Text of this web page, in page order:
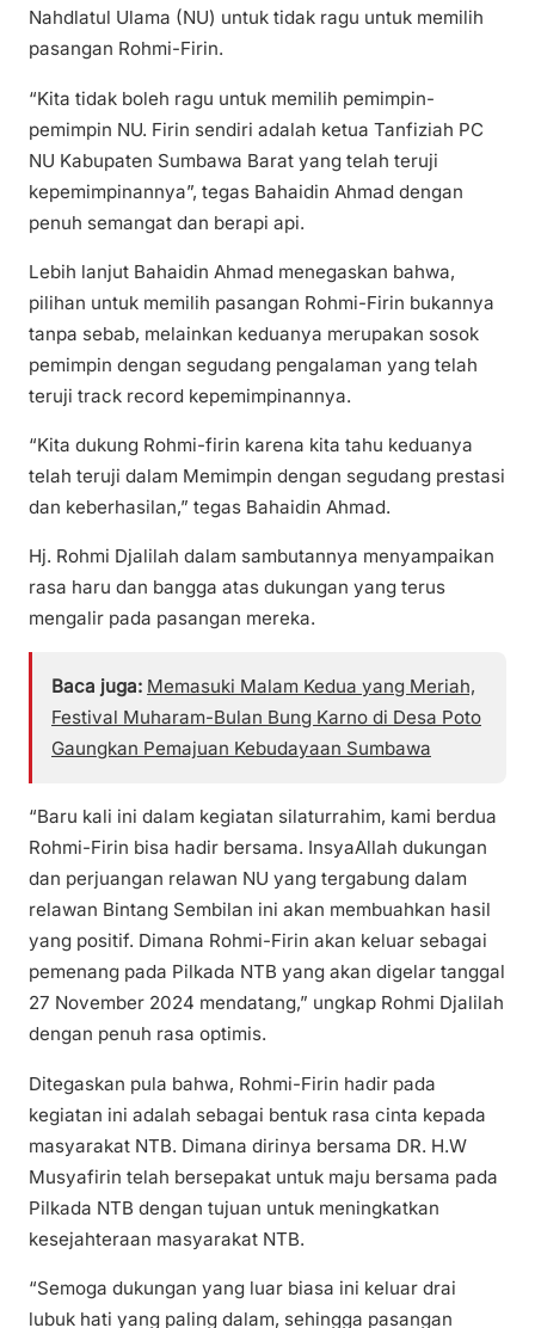
Nahdlatul Ulama (NU) untuk tidak ragu untuk memilih
pasangan Rohmi-Firin.
“Kita tidak boleh ragu untuk memilih pemimpin-
pemimpin NU. Firin sendiri adalah ketua Tanfiziah PC
NU Kabupaten Sumbawa Barat yang telah teruji
kepemimpinannya”, tegas Bahaidin Ahmad dengan
penuh semangat dan berapi api.
Lebih lanjut Bahaidin Ahmad menegaskan bahwa,
pilihan untuk memilih pasangan Rohmi-Firin bukannya
tanpa sebab, melainkan keduanya merupakan sosok
pemimpin dengan segudang pengalaman yang telah
teruji track record kepemimpinannya.
“Kita dukung Rohmi-firin karena kita tahu keduanya
telah teruji dalam Memimpin dengan segudang prestasi
dan keberhasilan,” tegas Bahaidin Ahmad.
Hj. Rohmi Djalilah dalam sambutannya menyampaikan
rasa haru dan bangga atas dukungan yang terus
mengalir pada pasangan mereka.
Baca juga: Memasuki Malam Kedua yang Meriah,
Festival Muharam-Bulan Bung Karno di Desa Poto
Gaungkan Pemajuan Kebudayaan Sumbawa
“Baru kali ini dalam kegiatan silaturrahim, kami berdua
Rohmi-Firin bisa hadir bersama. InsyaAllah dukungan
dan perjuangan relawan NU yang tergabung dalam
relawan Bintang Sembilan ini akan membuahkan hasil
yang positif. Dimana Rohmi-Firin akan keluar sebagai
pemenang pada Pilkada NTB yang akan digelar tanggal
27 November 2024 mendatang,” ungkap Rohmi Djalilah
dengan penuh rasa optimis.
Ditegaskan pula bahwa, Rohmi-Firin hadir pada
kegiatan ini adalah sebagai bentuk rasa cinta kepada
masyarakat NTB. Dimana dirinya bersama DR. H.W
Musyafirin telah bersepakat untuk maju bersama pada
Pilkada NTB dengan tujuan untuk meningkatkan
kesejahteraan masyarakat NTB.
“Semoga dukungan yang luar biasa ini keluar drai
lubuk hati yang paling dalam, sehingga pasangan